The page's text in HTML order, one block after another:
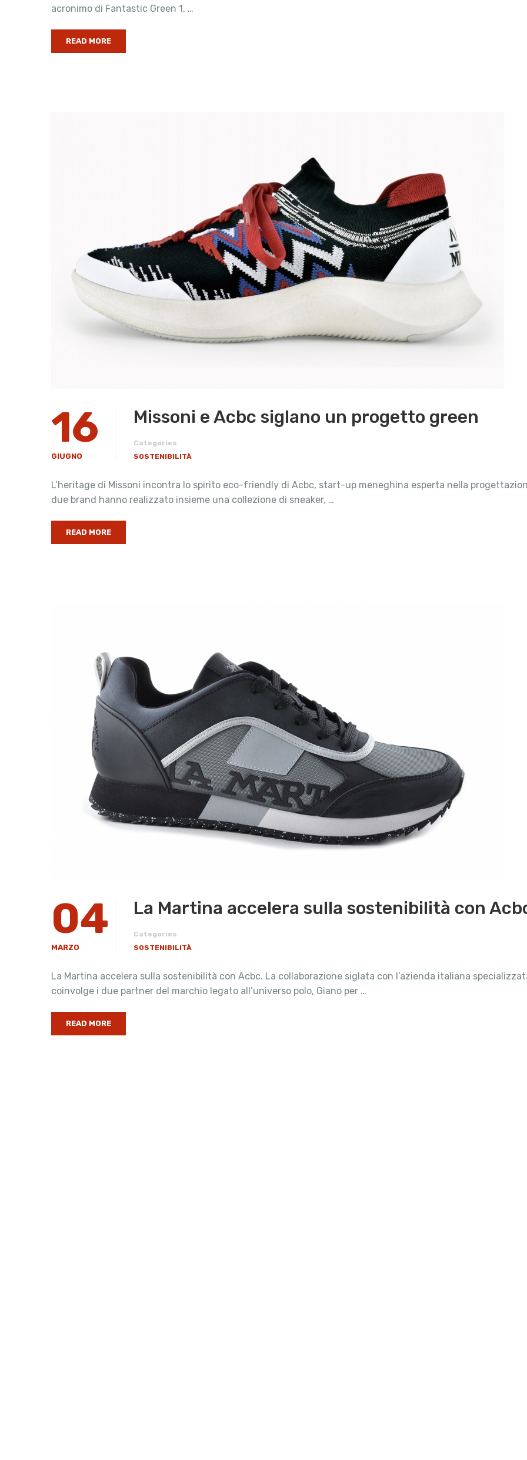
acronimo di Fantastic Green 1, …
READ MORE
16
GIUGNO
Missoni e Acbc siglano un progetto green
Categories
SOSTENIBILITÀ
L’heritage di Missoni incontra lo spirito eco-friendly di Acbc, start-up meneghina esperta nella
due brand hanno realizzato insieme una collezione di sneaker, …
READ MORE
04
MARZO
La Martina accelera sulla sostenibilità con
Categories
SOSTENIBILITÀ
La Martina accelera sulla sostenibilità con Acbc. La collaborazione siglata con l’azienda italiana
coinvolge i due partner del marchio legato all’universo polo, Giano per …
READ MORE